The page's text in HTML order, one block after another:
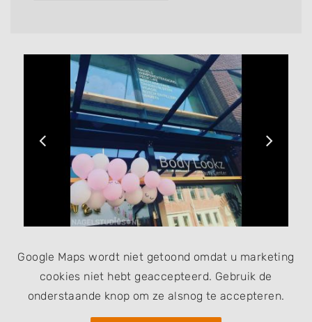
Google Maps wordt niet getoond omdat u marketing
cookies niet hebt geaccepteerd. Gebruik de
onderstaande knop om ze alsnog te accepteren.